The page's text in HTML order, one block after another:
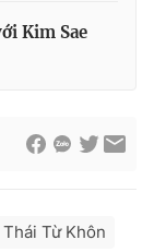
Kim Sae
Thái Từ Khôn